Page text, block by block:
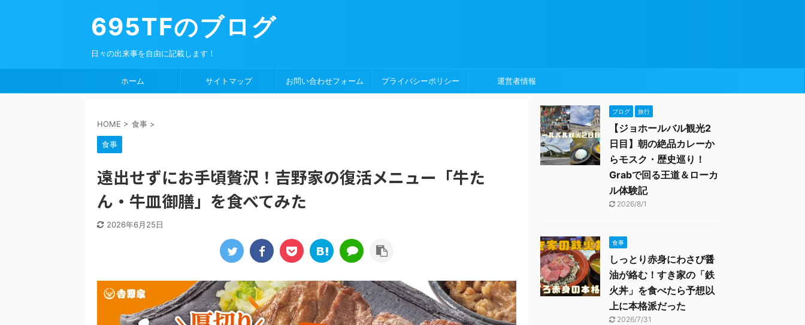
695TFのブログ
日々の出来事を自由に記載します！
ホーム サイトマップ お問い合わせフォーム プライバシーポリシー 運営者情報
HOME > 食事 >
食事
遠出せずにお手頃贅沢！吉野家の復活メニュー「牛た
ん・牛皿御膳」を食べてみた
2026年6月25日
ブログ 旅行
【ジョホールバル観光2
日目】朝の絶品カレーか
らモスク・歴史巡り！
Grabで回る王道＆ローカ
ル体験記
2026/8/1
食事
しっとり赤身にわさび醤
油が絡む！すき家の「鉄
火丼」を食べたら予想以
上に本格派だった
2026/7/31